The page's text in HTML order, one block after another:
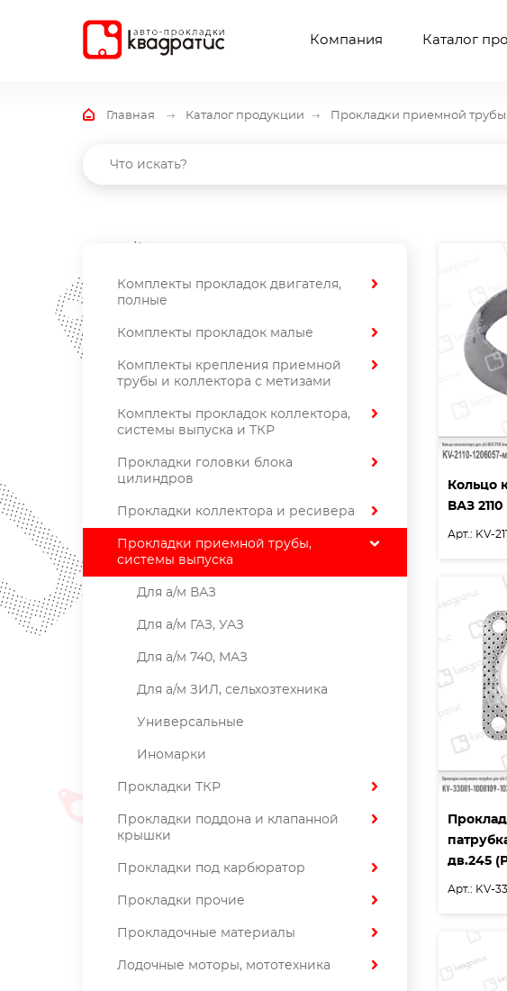
Компания Каталог
Главная Каталог продукции Прокладки приемной
Комплекты прокладок двигателя,
полные
Комплекты прокладок малые
Комплекты крепления приемной
трубы и коллектора с метизами
Комплекты прокладок коллектора,
системы выпуска и ТКР
Прокладки головки блока
цилиндров
Прокладки коллектора и ресивера
Прокладки приемной трубы,
системы выпуска
Для а/м ВАЗ
Для а/м ГАЗ, УАЗ
Для а/м 740, МАЗ
Для а/м ЗИЛ, сельхозтехника
Универсальные
Иномарки
Прокладки ТКР
Прокладки поддона и клапанной
крышки
Прокладки под карбюратор
Прокладки прочие
Прокладочные материалы
Лодочные моторы, мототехника
Кольцо
ВАЗ
Арт.: KV-
дв.245
Арт.: KV-